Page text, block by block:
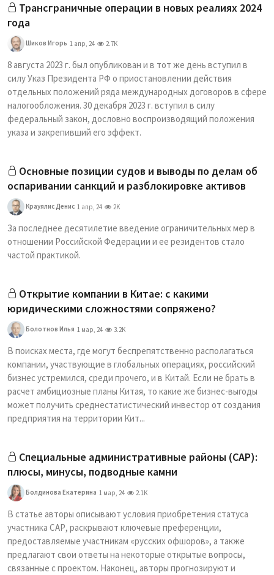
Трансграничные операции в новых реалиях 2024
года
Шиков Игорь 1 апр, 24 2.7K
8 августа 2023 г. был опубликован и в тот же день вступил в
силу Указ Президента РФ о приостановлении действия
отдельных положений ряда международных договоров в сфере
налогообложения. 30 декабря 2023 г. вступил в силу
федеральный закон, дословно воспроизводящий положения
указа и закрепивший его эффект.
Основные позиции судов и выводы по делам об
оспаривании санкций и разблокировке активов
Крауялис Денис 1 апр, 24 2K
За последнее десятилетие введение ограничительных мер в
отношении Российской Федерации и ее резидентов стало
частой практикой.
Открытие компании в Китае: с какими
юридическими сложностями сопряжено?
Болотнов Илья 1 мар, 24 3.2K
В поисках места, где могут беспрепятственно располагаться
компании, участвующие в глобальных операциях, российский
бизнес устремился, среди прочего, и в Китай. Если не брать в
расчет амбициозные планы Китая, то какие же бизнес-выгоды
может получить среднестатистический инвестор от создания
предприятия на территории Кит...
Специальные административные районы (САР):
плюсы, минусы, подводные камни
Болдинова Екатерина 1 мар, 24 2.1K
В статье авторы описывают условия приобретения статуса
участника САР, раскрывают ключевые преференции,
предоставляемые участникам «русских офшоров», а также
предлагают свои ответы на некоторые открытые вопросы,
связанные с проектом. Наконец, авторы прогнозируют и